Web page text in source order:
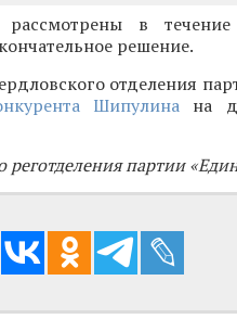
рассмотрены в
решение.
отделения
Шипулина на
партии